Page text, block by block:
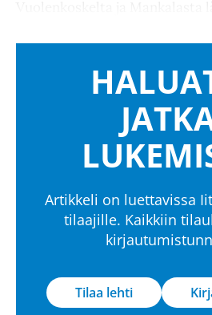
Artikkeli on luettavissa
tilaajille. Kaikkiin
Tilaa lehti